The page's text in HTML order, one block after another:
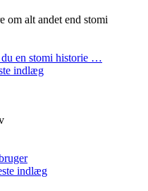
om alt andet end stomi
en stomi historie …
indlæg
indlæg